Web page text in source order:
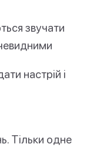
звучати
настрій і
Тільки одне